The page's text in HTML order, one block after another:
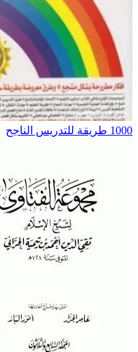
1000 طريقة للتدريس الناجح